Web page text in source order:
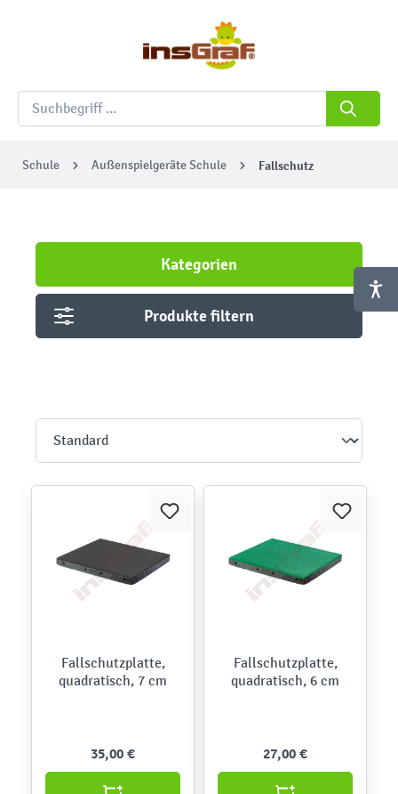
Schule Außenspielgeräte Schule Fallschutz
Kategorien
Produkte filtern
Fallschutzplatte,
quadratisch, 7 cm
35,00 €
Fallschutzplatte,
quadratisch, 6 cm
27,00 €